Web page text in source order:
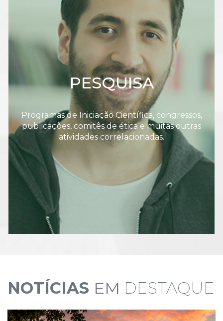
PESQUISA
Programas de Iniciação Científica, congressos,
publicações, comitês de ética e muitas outras
atividades correlacionadas.
NOTÍCIAS EM DESTAQUE